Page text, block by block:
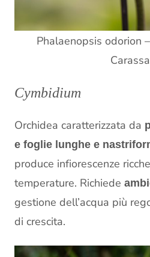
Phalaenopsis odorion
Cymbidium
Orchidea caratterizzata da
e foglie lunghe e
produce infiorescenze
temperature. Richiede
gestione dell’acqua più
di crescita.